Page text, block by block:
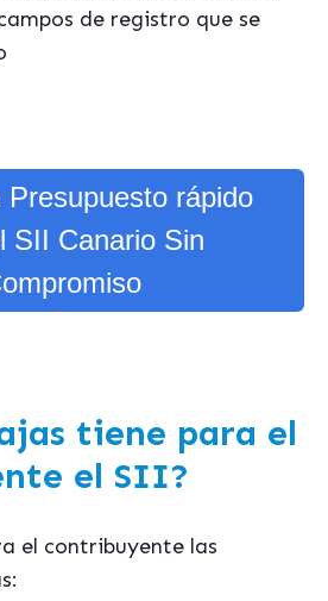
de registro que se
Presupuesto rápido
SII Canario Sin
tiene para el
el SII?
el contribuyente las